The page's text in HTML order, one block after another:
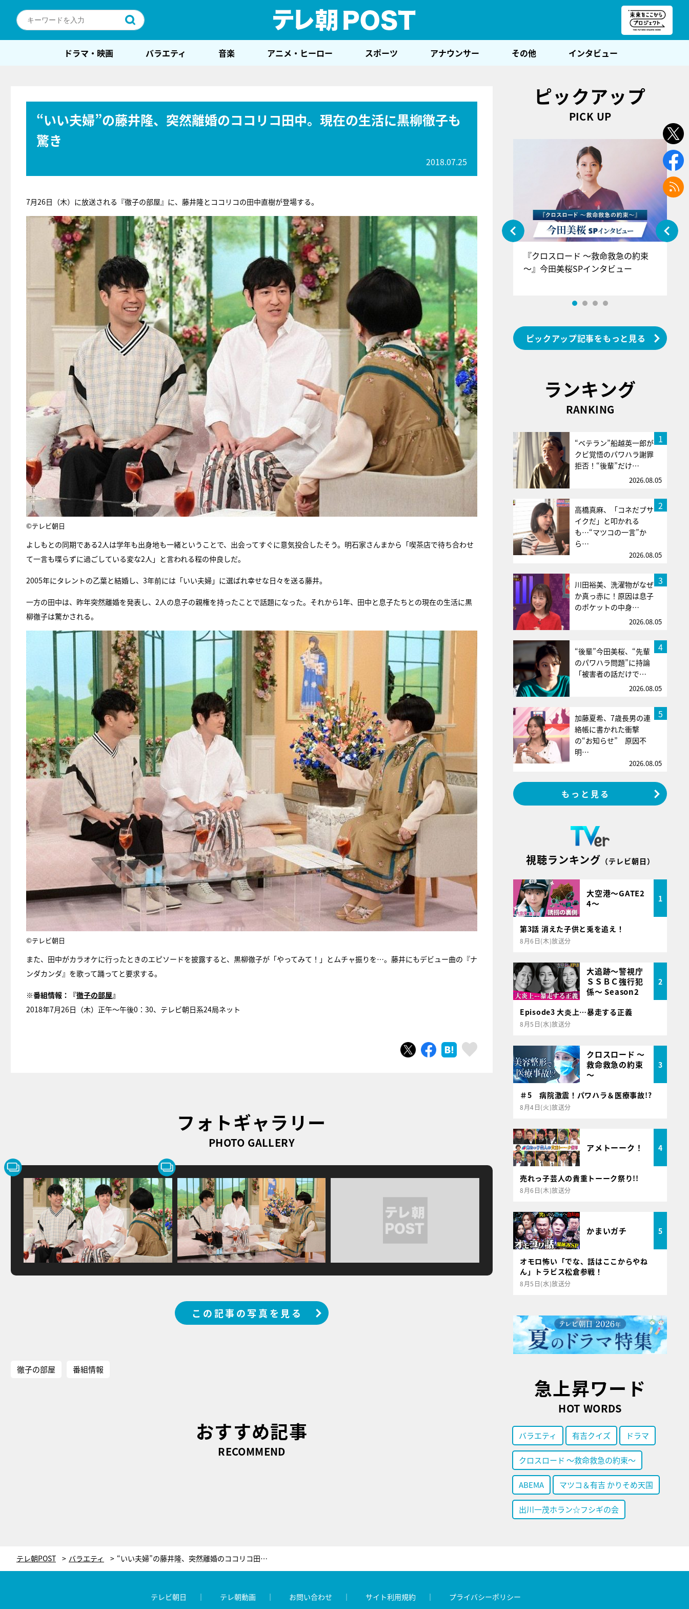
ドラマ・映画 バラエティ 音楽 アニメ・ヒーロー スポーツ アナウンサー その他 インタビュー
“いい夫婦”の藤井隆、突然離婚のココリコ田中。現在の生活に黒柳徹子も
驚き
2018.07.25
7月26日（木）に放送される『徹子の部屋』に、藤井隆とココリコの田中直樹が登場する。
©テレビ朝日
よしもとの同期である2人は学年も出身地も一緒ということで、出会ってすぐに意気投合したそう。明石家さんまから「喫茶店で待ち合わせ
て一言も喋らずに過ごしている変な2人」と言われる程の仲良しだ。
2005年にタレントの乙葉と結婚し、3年前には「いい夫婦」に選ばれ幸せな日々を送る藤井。
一方の田中は、昨年突然離婚を発表し、2人の息子の親権を持ったことで話題になった。それから1年、田中と息子たちとの現在の生活に黒
柳徹子は驚かされる。
©テレビ朝日
また、田中がカラオケに行ったときのエピソードを披露すると、黒柳徹子が「やってみて！」とムチャ振りを…。藤井にもデビュー曲の『ナ
ンダカンダ』を歌って踊ってと要求する。
※番組情報： 『徹子の部屋』
2018年7月26日（木）正午～午後0：30、テレビ朝日系24局ネット
ツイートシェア はてブ スキボタン
フォトギャラリー
PHOTO GALLERY
この記事の写真を見る
徹子の部屋 番組情報
おすすめ記事
RECOMMEND
ピックアップ
PICK UP
『アイ＝ラブ！げーみんぐ』＝LOV
E齋藤樹愛羅＆佐々木舞香SPインタ
ビュー
『クロスロード ～救命救急の約束
～』今田美桜SPインタビュー
ピックアップ記事をもっと見る
ランキング
RANKING
1
“ベテラン”船越英一郎が
クビ覚悟のパワハラ謝罪
拒否！“後輩”だけ…
2026.08.05
2
高橋真麻、「コネだブサ
イクだ」と叩かれる
も…“マツコの一言”か
ら…
2026.08.05
3
川田裕美、洗濯物がなぜ
か真っ赤に！原因は息子
のポケットの中身…
2026.08.05
4
“後輩”今田美桜、“先輩
のパワハラ問題”に持論
「被害者の話だけで…
2026.08.05
5
加藤夏希、7歳長男の連
絡帳に書かれた衝撃
の“お知らせ” 原因不
明…
2026.08.05
もっと見る
視聴ランキング （テレビ朝日）
大空港～GATE2
4～
1
第3話 消えた子供と兎を追え！
8月6日(木)放送分
大追跡～警視庁
ＳＳＢＣ強行犯
係～ Season2
2
Episode3 大炎上…暴走する正義
8月5日(水)放送分
クロスロード ～
救命救急の約束
～
3
＃5 病院激震！パワハラ＆医療事故!?
8月4日(火)放送分
アメトーーク！ 4
売れっ子芸人の貴重トーーク祭り!!
8月6日(木)放送分
かまいガチ 5
オモロ怖い「でな、話はここからやね
ん」トラビス松倉参戦！
8月5日(水)放送分
急上昇ワード
HOT WORDS
バラエティ 有吉クイズ ドラマ
クロスロード ～救命救急の約束～
ABEMA マツコ＆有吉 かりそめ天国
出川一茂ホラン☆フシギの会
テレ朝POST バラエティ “いい夫婦”の藤井隆、突然離婚のココリコ田中。現在の生活に黒柳徹子も驚き
テレビ朝日 テレ朝動画 お問い合わせ サイト利用規約 プライバシーポリシー